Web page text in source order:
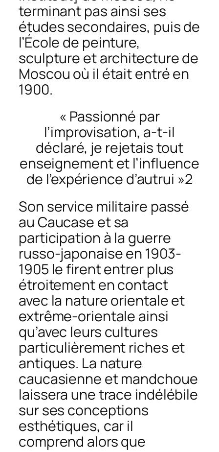
terminant pas ainsi ses
études secondaires, puis de
l’École de peinture,
sculpture et architecture de
Moscou où il était entré en
1900.
« Passionné par
l’improvisation, a-t-il
déclaré, je rejetais tout
enseignement et l’influence
de l’expérience d’autrui »2
Son service militaire passé
au Caucase et sa
participation à la guerre
russo-japonaise en 1903-
1905 le firent entrer plus
étroitement en contact
avec la nature orientale et
extrême-orientale ainsi
qu’avec leurs cultures
particulièrement riches et
antiques. La nature
caucasienne et mandchoue
laissera une trace indélébile
sur ses conceptions
esthétiques, car il
comprend alors que